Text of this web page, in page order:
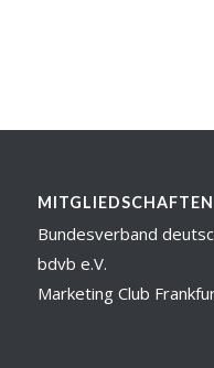
MITGLIEDSCHAFTEN
Bundesverband
bdvb e.V.
Marketing Club